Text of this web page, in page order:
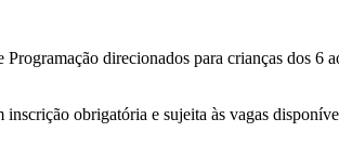
direcionados para crianças dos 6
inscrição obrigatória e sujeita às vagas